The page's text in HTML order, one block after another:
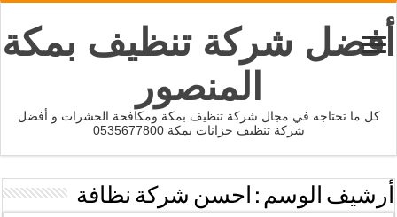
أفضل شركة تنظيف بمكة
المنصور
كل ما تحتاجه في مجال شركة تنظيف بمكة ومكافحة الحشرات و أفضل
شركة تنظيف خزانات بمكة 0535677800
أرشيف الوسم : احسن شركة نظافة